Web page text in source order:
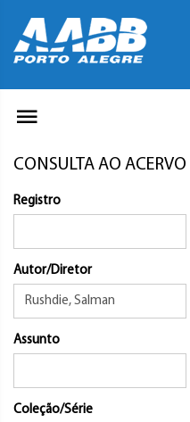
CONSULTA AO ACERVO
Registro
Autor/Diretor
Assunto
Coleção/Série